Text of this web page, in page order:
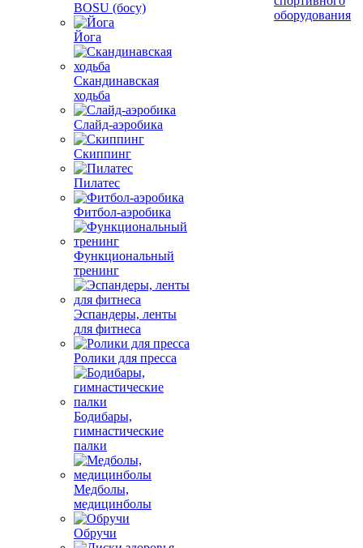
BOSU (босу)
Йога
Скандинавская
ходьба
Слайд-аэробика
Скиппинг
Пилатес
Фитбол-аэробика
Функциональный
тренинг
Эспандеры, ленты
для фитнеса
Ролики для пресса
Бодибары,
гимнастические
палки
Медболы,
медицинболы
Обручи
оборудования